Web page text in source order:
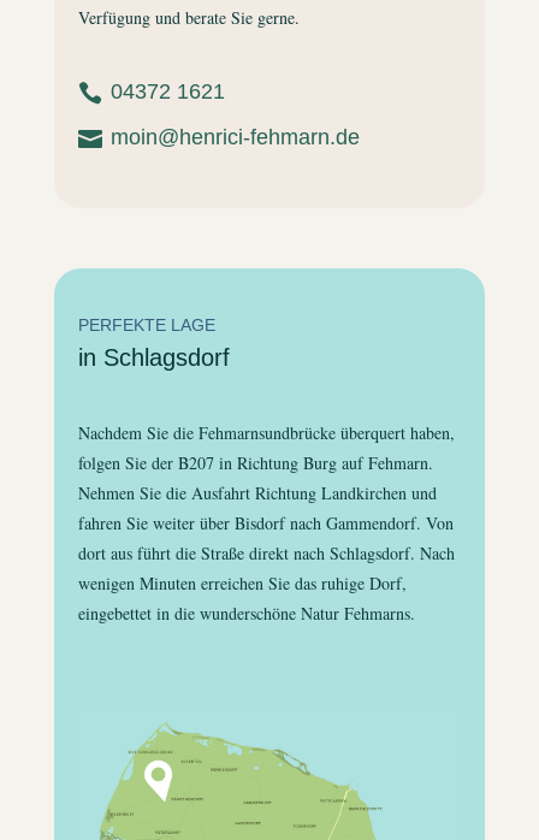
Verfügung und berate Sie gerne.
 04372 1621
 moin@henrici-fehmarn.de
PERFEKTE LAGE
in Schlagsdorf
Nachdem Sie die Fehmarnsundbrücke überquert haben,
folgen Sie der B207 in Richtung Burg auf Fehmarn.
Nehmen Sie die Ausfahrt Richtung Landkirchen und
fahren Sie weiter über Bisdorf nach Gammendorf. Von
dort aus führt die Straße direkt nach Schlagsdorf. Nach
wenigen Minuten erreichen Sie das ruhige Dorf,
eingebettet in die wunderschöne Natur Fehmarns.